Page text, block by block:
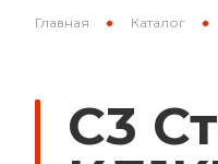
Знаки на
Знаки
Главная Каталог
C3